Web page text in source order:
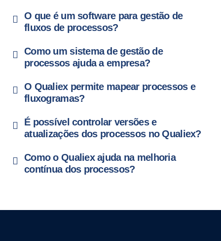
O que é um software para gestão de
fluxos de processos?
Como um sistema de gestão de
processos ajuda a empresa?
O Qualiex permite mapear processos e
fluxogramas?
É possível controlar versões e
atualizações dos processos no Qualiex?
Como o Qualiex ajuda na melhoria
contínua dos processos?